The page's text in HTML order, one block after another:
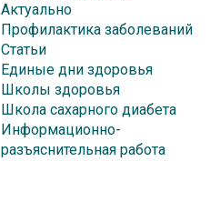
Актуально
Профилактика заболеваний
Статьи
Единые дни здоровья
Школы здоровья
Школа сахарного диабета
Информационно-
разъяснительная работа